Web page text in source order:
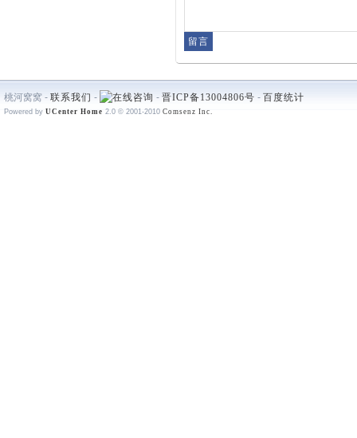
桃河窝窝 - 联系我们 - - 晋ICP备13004806号 - 百度统计
Powered by UCenter Home 2.0 © 2001-2010 Comsenz Inc.